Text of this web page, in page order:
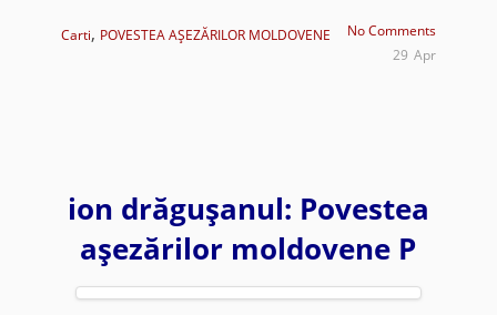
Carti, POVESTEA AŞEZĂRILOR MOLDOVENE
No Comments
Apr
29
ion drăguşanul: Povestea
aşezărilor moldovene P